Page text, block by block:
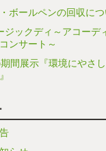
ボールペンの回収に
ジックディ～アコーデ
ンサート～
間展示『環境にやさ